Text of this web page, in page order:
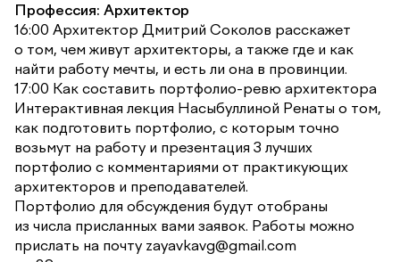
Профессия: Архитектор
16:00 Архитектор Дмитрий Соколов расскажет
о том, чем живут архитекторы, а также где и как
найти работу мечты, и есть ли она в провинции.
17:00 Как составить портфолио-ревю архитектора
Интерактивная лекция Насыбуллиной Ренаты о том,
как подготовить портфолио, с которым точно
возьмут на работу и презентация 3 лучших
портфолио с комментариями от практикующих
архитекторов и преподавателей.
Портфолио для обсуждения будут отобраны
из числа присланных вами заявок. Работы можно
прислать на почту zayavkavg@gmail.com